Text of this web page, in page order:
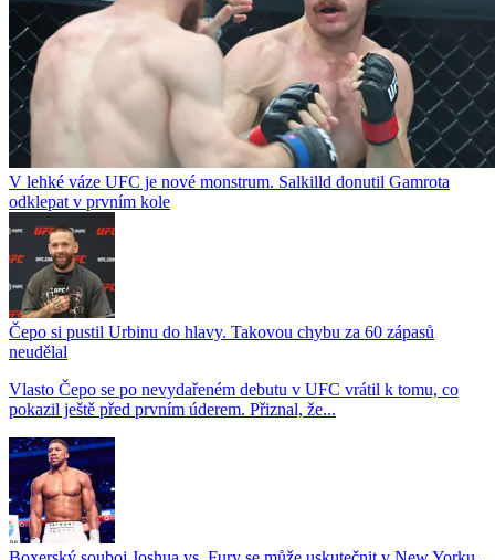
V lehké váze UFC je nové monstrum. Salkilld donutil Gamrota
odklepat v prvním kole
Čepo si pustil Urbinu do hlavy. Takovou chybu za 60 zápasů
neudělal
Vlasto Čepo se po nevydařeném debutu v UFC vrátil k tomu, co
pokazil ještě před prvním úderem. Přiznal, že...